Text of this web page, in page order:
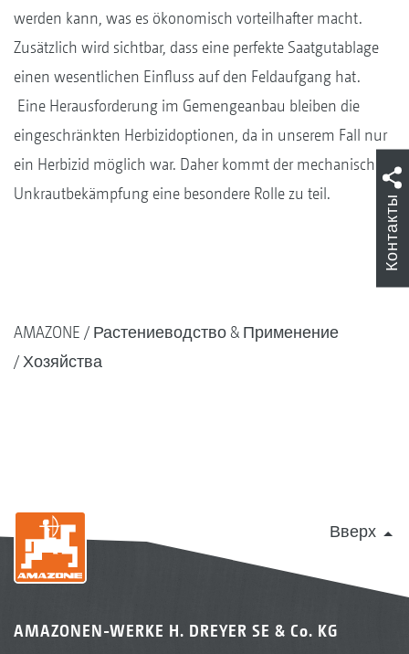
werden kann, was es ökonomisch vorteilhafter macht.
Zusätzlich wird sichtbar, dass eine perfekte Saatgutablage
einen wesentlichen Einfluss auf den Feldaufgang hat.
Eine Herausforderung im Gemengeanbau bleiben die
eingeschränkten Herbizidoptionen, da in unserem Fall nur
ein Herbizid möglich war. Daher kommt der mechanische
Unkrautbekämpfung eine besondere Rolle zu teil.
AMAZONE
Растениеводство & Применение
Хозяйства
Вверх
AMAZONEN-WERKE H. DREYER SE & Co. KG
Контакты